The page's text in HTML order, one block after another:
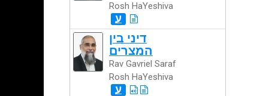
Rosh HaYeshiva
ע
דיני בין
המצרים
Rav Gavriel Saraf
Rosh HaYeshiva
ע